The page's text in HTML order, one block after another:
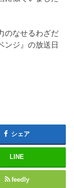
のなせるわざだ
ンジ』の放送日
シェア
LINE
feedly